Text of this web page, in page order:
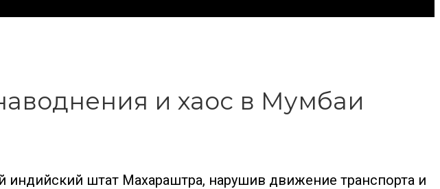
и хаос в Мумбаи
штат Махараштра, нарушив движение транспорта и